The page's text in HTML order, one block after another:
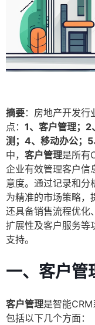
摘要：房地产开发行
点： 1、客户管理；
测；4、移动办公；
中， 客户管理是所有
企业有效管理客户信
意度。通过记录和分
为精准的市场策略，
还具备销售流程优化
扩展性及客户服务等
支持。
一、客户管
客户管理是智能
包括以下几个方面：